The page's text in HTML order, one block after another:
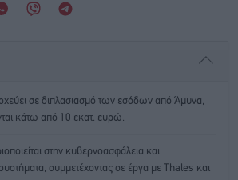
σε διπλασιασμό των εσόδων από Άμυνα,
κάτω από 10 εκατ. ευρώ.
στην κυβερνοασφάλεια και
συμμετέχοντας σε έργα με Thales και